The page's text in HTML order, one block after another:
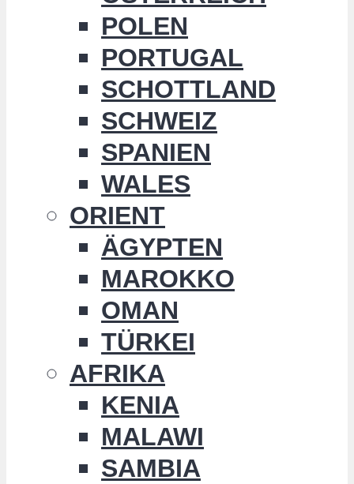
POLEN
PORTUGAL
SCHOTTLAND
SCHWEIZ
SPANIEN
WALES
ORIENT
ÄGYPTEN
MAROKKO
OMAN
TÜRKEI
AFRIKA
KENIA
MALAWI
SAMBIA